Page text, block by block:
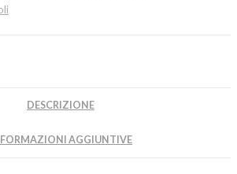
DESCRIZIONE
AGGIUNTIVE